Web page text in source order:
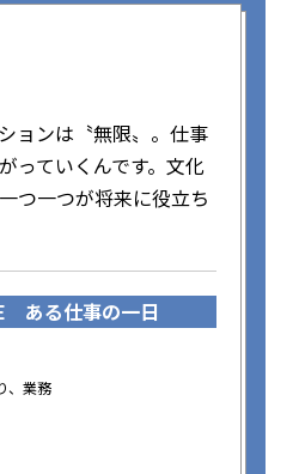
ョンは〝無限〟。仕事
っていくんです。文化
つ一つが将来に役立ち
ある仕事の一日
業務